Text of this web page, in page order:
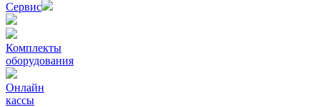
Сервис
Комплекты
оборудования
Онлайн
кассы